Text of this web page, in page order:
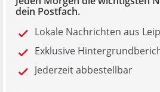
dein Postfach.
Lokale Nachrichten aus
Exklusive
Jederzeit abbestellbar